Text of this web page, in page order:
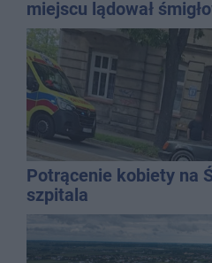
miejscu lądował
Potrącenie kobiety na
szpitala